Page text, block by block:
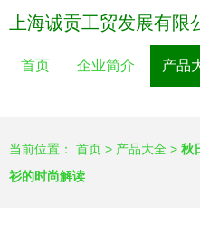
上海诚贡工贸发展有限
首页 企业简介 产品
当前位置： 首页 > 产品大全 > 秋
衫的时尚解读